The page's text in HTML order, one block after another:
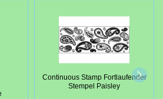
Continuous Stamp Fortlaufender
Stempel Paisley